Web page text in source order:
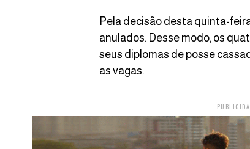
Pela decisão desta quinta-
anulados. Desse modo, os
seus diplomas de posse
as vagas.